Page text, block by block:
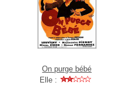
On purge bébé
Elle :